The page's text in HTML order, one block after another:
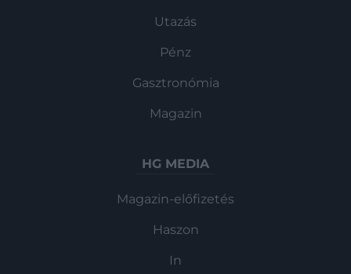
Utazás
Pénz
Gasztronómia
Magazin
HG MEDIA
Magazin-előfizetés
Haszon
In